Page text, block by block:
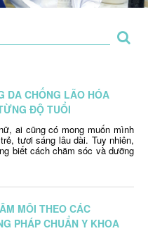
DA CHỐNG LÃO HÓA
ĐỘ TUỔI
ai cũng có mong muốn mình
tươi sáng lâu dài. Tuy nhiên,
biết cách chăm sóc và dưỡng
lão hóa, da bạn rồi cũng sẽ tới
MÔI THEO CÁC
PHÁP CHUẨN Y KHOA